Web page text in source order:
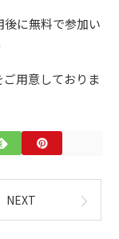
に無料で参加い
用意しておりま
NEXT